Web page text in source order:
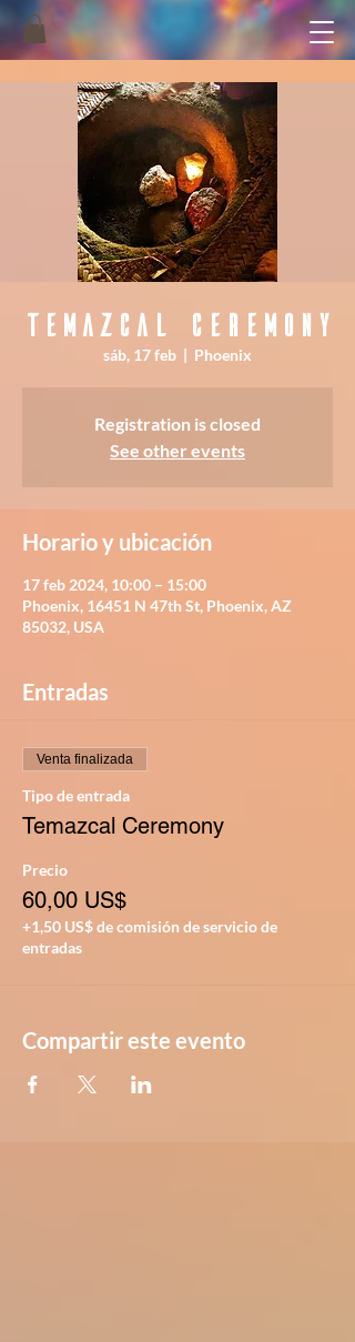
Temazcal Ceremony
sáb, 17 feb
  |
Phoenix
Registration is closed
See other events
Horario y ubicación
17 feb 2024, 10:00 – 15:00
Phoenix, 16451 N 47th St, Phoenix, AZ
85032, USA
Entradas
Venta finalizada
Tipo de entrada
Temazcal Ceremony
Precio
60,00 US$
+1,50 US$ de comisión de servicio de
entradas
Compartir este evento